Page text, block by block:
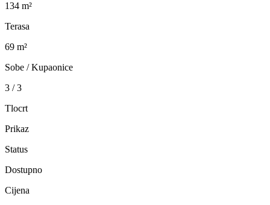
134 m²
Terasa
69 m²
Sobe / Kupaonice
3 / 3
Tlocrt
Prikaz
Status
Dostupno
Cijena